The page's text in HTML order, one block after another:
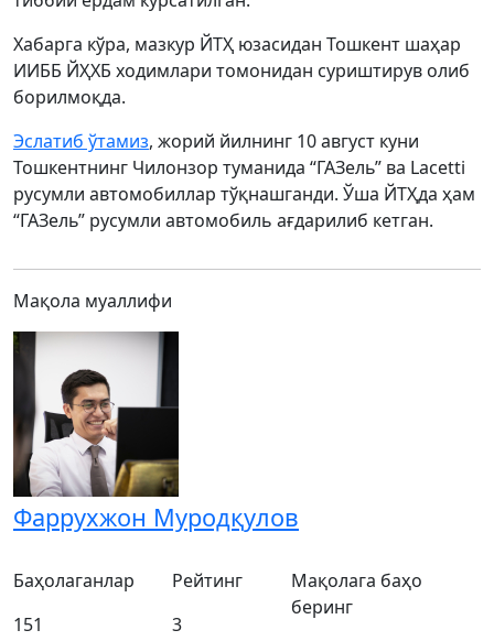
Хабарга кўра, мазкур ЙТҲ юзасидан Тошкент шаҳар
ИИББ ЙҲХБ ходимлари томонидан суриштирув олиб
борилмоқда.
Эслатиб ўтамиз, жорий йилнинг 10 август куни
Тошкентнинг Чилонзор туманида “ГАЗель” ва Lacetti
русумли автомобиллар тўқнашганди. Ўша ЙТҲда ҳам
“ГАЗель” русумли автомобиль ағдарилиб кетган.
Мақола муаллифи
Фаррухжон Муродқулов
Баҳолаганлар
151
Рейтинг
3
Мақолага баҳо
беринг